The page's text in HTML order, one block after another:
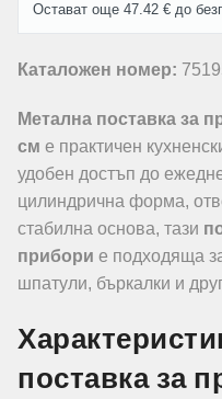
Остават още 47.42 € до
Каталожен номер:
Метална поставка за
см е практичен
удобен достъп до
цилиндрична форма,
стабилна основа, тази
прибори е подходяща
шпатули, бъркалки и
поставка за